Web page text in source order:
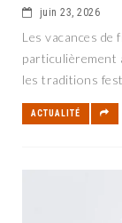
juin 23, 2026
Les vacances de
particulièrement
les traditions
ACTUALITÉ